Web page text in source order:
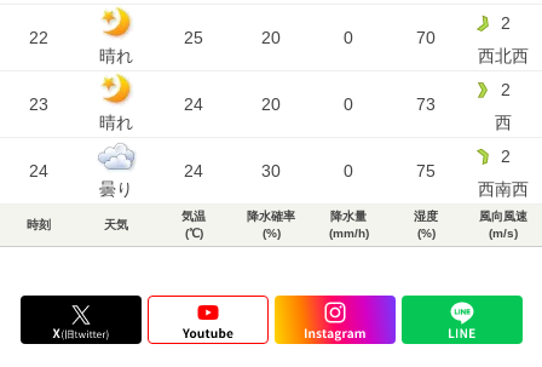
22
晴れ
25 20 0 70
2
西北西
23
晴れ
24 20 0 73
2
西
24
曇り
24 30 0 75
2
西南西
時刻 天気
気温
(℃)
降水確率
(%)
降水量
(mm/h)
湿度
(%)
風向風速
(m/s)